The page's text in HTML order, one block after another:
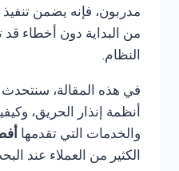
مدربون، فإنه يضمن
من البداية دون أخطاء قد
النظام.
في هذه المقالة،
أنظمة إنذار الحريق،
والخدمات التي تقدمها
الكثير من العملاء عند